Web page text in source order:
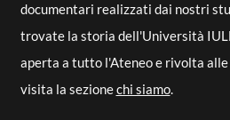
documentari realizzati dai nostri
trovate la storia dell'Università
aperta a tutto l'Ateneo e rivolta alle
visita la sezionechi siamo.